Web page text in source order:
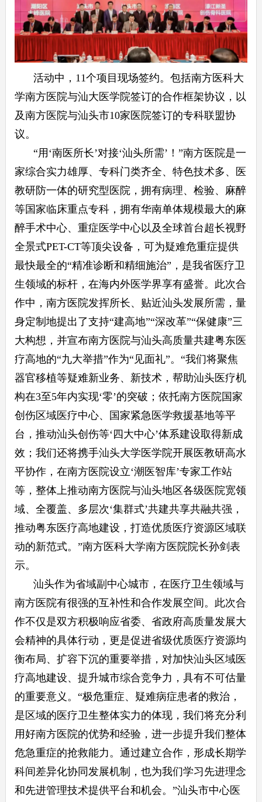
活动中，11个项目现场签约。包括南方医科大
学南方医院与汕大医学院签订的合作框架协议，以
及南方医院与汕头市10家医院签订的专科联盟协
议。
“用‘南医所长’对接‘汕头所需’！”南方医院是一
家综合实力雄厚、专科门类齐全、特色技术多、医
教研防一体的研究型医院，拥有病理、检验、麻醉
等国家临床重点专科，拥有华南单体规模最大的麻
醉手术中心、重症医学中心以及全球首台超长视野
全景式PET-CT等顶尖设备，可为疑难危重症提供
最快最全的“精准诊断和精细施治”，是我省医疗卫
生领域的标杆，在海内外医学界享有盛誉。此次合
作中，南方医院发挥所长、贴近汕头发展所需，量
身定制地提出了支持“建高地”“深改革”“保健康”三
大构想，并宣布南方医院与汕头高质量共建粤东医
疗高地的“九大举措”作为“见面礼”。“我们将聚焦
器官移植等疑难新业务、新技术，帮助汕头医疗机
构在3至5年内实现‘零’的突破；依托南方医院国家
创伤区域医疗中心、国家紧急医学救援基地等平
台，推动汕头创伤等‘四大中心’体系建设取得新成
效；我们还将携手汕头大学医学院开展医教研高水
平协作，在南方医院设立‘潮医智库’专家工作站
等，整体上推动南方医院与汕头地区各级医院宽领
域、全覆盖、多层次‘集群式’共建共享共融共强，
推动粤东医疗高地建设，打造优质医疗资源区域联
动的新范式。”南方医科大学南方医院院长孙剑表
示。
汕头作为省域副中心城市，在医疗卫生领域与
南方医院有很强的互补性和合作发展空间。此次合
作不仅是双方积极响应省委、省政府高质量发展大
会精神的具体行动，更是促进省级优质医疗资源均
衡布局、扩容下沉的重要举措，对加快汕头区域医
疗高地建设、提升城市综合竞争力，具有不可估量
的重要意义。“极危重症、疑难病症患者的救治，
是区域的医疗卫生整体实力的体现，我们将充分利
用好南方医院的优势和经验，进一步提升我们整体
危急重症的抢救能力。通过建立合作，形成长期学
科间差异化协同发展机制，也为我们学习先进理念
和先进管理技术提供平台和机会。”汕头市中心医